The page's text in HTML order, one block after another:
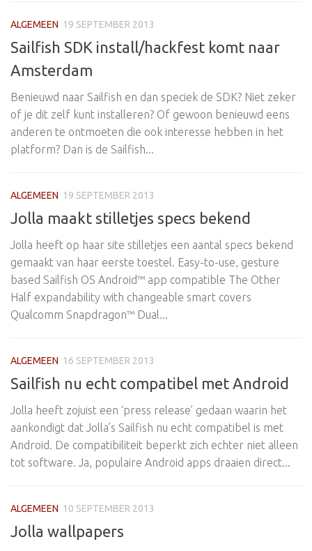
ALGEMEEN 19 SEPTEMBER 2013
Sailfish SDK install/hackfest komt naar
Amsterdam
Benieuwd naar Sailfish en dan speciek de SDK? Niet zeker
of je dit zelf kunt installeren? Of gewoon benieuwd eens
anderen te ontmoeten die ook interesse hebben in het
platform? Dan is de Sailfish...
ALGEMEEN 19 SEPTEMBER 2013
Jolla maakt stilletjes specs bekend
Jolla heeft op haar site stilletjes een aantal specs bekend
gemaakt van haar eerste toestel. Easy-to-use, gesture
based Sailfish OS Android™ app compatible The Other
Half expandability with changeable smart covers
Qualcomm Snapdragon™ Dual...
ALGEMEEN 16 SEPTEMBER 2013
Sailfish nu echt compatibel met Android
Jolla heeft zojuist een ‘press release’ gedaan waarin het
aankondigt dat Jolla’s Sailfish nu echt compatibel is met
Android. De compatibiliteit beperkt zich echter niet alleen
tot software. Ja, populaire Android apps draaien direct...
ALGEMEEN 10 SEPTEMBER 2013
Jolla wallpapers